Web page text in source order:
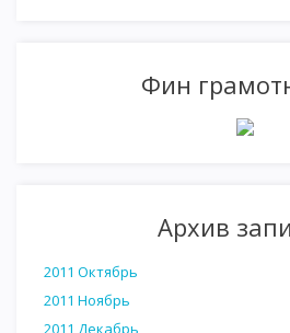
Фин
Архив
2011 Октябрь
2011 Ноябрь
2011 Декабрь